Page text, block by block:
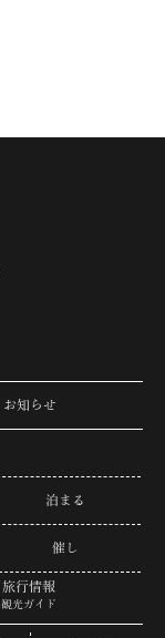
お知らせ
泊まる
催し
旅行情報
観光ガイド